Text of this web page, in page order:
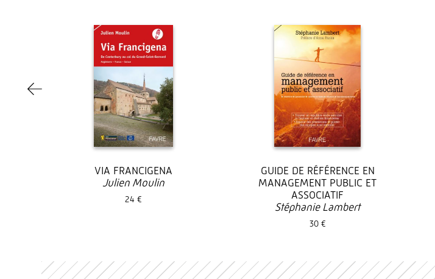
VIA FRANCIGENA
Julien Moulin
24 €
GUIDE DE RÉFÉRENCE EN
MANAGEMENT PUBLIC ET
ASSOCIATIF
Stéphanie Lambert
30 €